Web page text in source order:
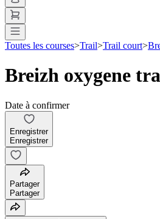
Toutes les courses>Trail>Trail court>
Breizh oxygene
Date à confirmer
Enregistrer
Enregistrer
Partager
Partager